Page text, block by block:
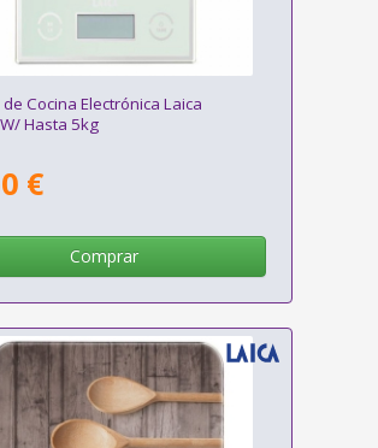
Cocina Electrónica Laica
Hasta 5kg
€
Comprar